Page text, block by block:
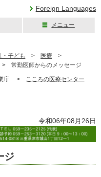
Foreign Languages
メニュー
子ども > 医療 >
> 常勤医師からのメッセージ
庁 > こころの医療センター
令和06年08月26日
ジ